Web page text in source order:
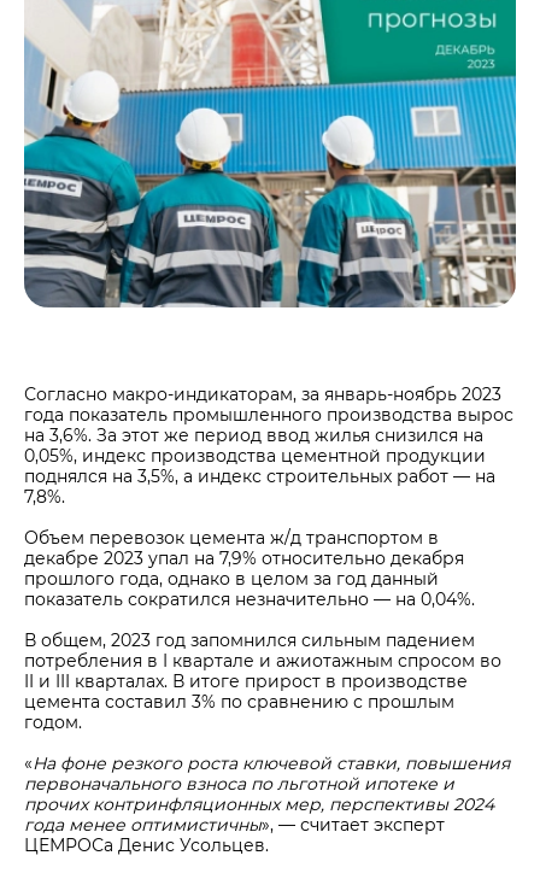
Согласно макро-индикаторам, за январь-ноябрь 2023
года показатель промышленного производства вырос
на 3,6%. За этот же период ввод жилья снизился на
0,05%, индекс производства цементной продукции
поднялся на 3,5%, а индекс строительных работ — на
7,8%.
Объем перевозок цемента ж/д транспортом в
декабре 2023 упал на 7,9% относительно декабря
прошлого года, однако в целом за год данный
показатель сократился незначительно — на 0,04%.
В общем, 2023 год запомнился сильным падением
потребления в I квартале и ажиотажным спросом во
II и III кварталах. В итоге прирост в производстве
цемента составил 3% по сравнению с прошлым
годом.
«На фоне резкого роста ключевой ставки, повышения
первоначального взноса по льготной ипотеке и
прочих контринфляционных мер, перспективы 2024
года менее оптимистичны», — считает эксперт
ЦЕМРОСа Денис Усольцев.
Центры дистрибуции
Реализация ТМЦ и непрофильных активов
Политика в области закупок
В помощь поставщику
Не только цемент
Люди ЦЕМРОСа
Технологии и тренды
Издание для клиентов
Аналитика цементной отрасли
Медиабанк
Пресса о нас
Контакты
Служба доверия